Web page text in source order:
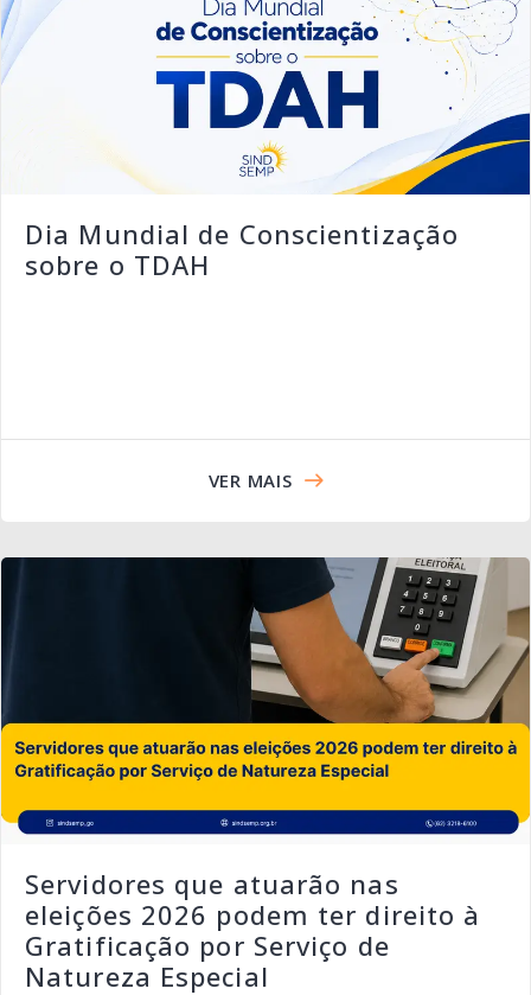
Dia Mundial de Conscientização
sobre o TDAH
VER MAIS
Servidores que atuarão nas
eleições 2026 podem ter direito à
Gratificação por Serviço de
Natureza Especial